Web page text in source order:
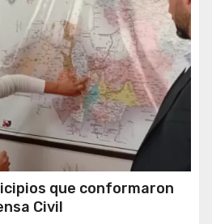
que conformaron
Civil